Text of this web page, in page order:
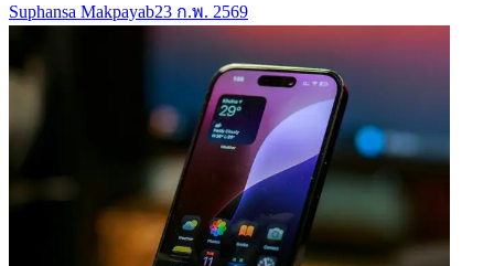
Suphansa Makpayab23 ก.พ. 2569